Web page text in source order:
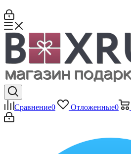
Сравнение0 Отложенные0